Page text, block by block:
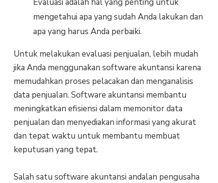
mengetahui apa yang sudah Anda lakukan dan
apa yang harus Anda perbaiki.
Untuk melakukan evaluasi penjualan, lebih mudah
jika Anda menggunakan software akuntansi karena
memudahkan proses pelacakan dan menganalisis
data penjualan. Software akuntansi membantu
meningkatkan efisiensi dalam memonitor data
penjualan dan menyediakan informasi yang akurat
dan tepat waktu untuk membantu membuat
keputusan yang tepat.
Salah satu software akuntansi andalan pengusaha